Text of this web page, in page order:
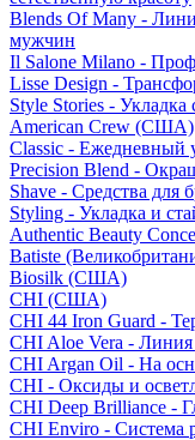
Blends Of Many -
мужчин
Il Salone Milano -
Lisse Design -
Style Stories - Укладка
American Crew (США)
Classic - Ежедневный
Precision Blend -
Shave - Средства для
Styling - Укладка и
Authentic Beauty
Batiste
Biosilk (США)
CHI (США)
CHI 44 Iron Guard -
CHI Aloe Vera - Линия
CHI Argan Oil - На
CHI - Оксиды и
CHI Deep Brilliance -
CHI Enviro - Система